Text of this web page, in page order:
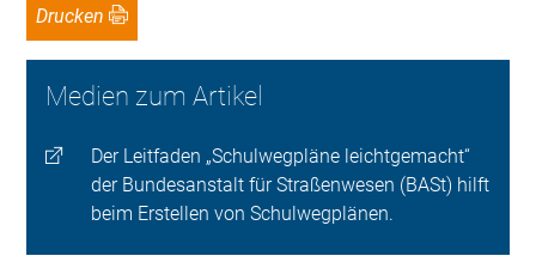
Drucken
Medien zum Artikel
Der Leitfaden „Schulwegpläne leichtgemacht“
der Bundesanstalt für Straßenwesen (BASt) hilft
beim Erstellen von Schulwegplänen.